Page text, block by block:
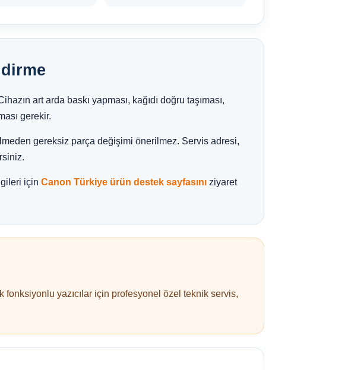
art arda baskı yapması, kağıdı doğru taşıması,
gerekir.
gereksiz parça değişimi önerilmez. Servis adresi,
için Canon Türkiye ürün destek sayfasını ziyaret
yazıcılar için profesyonel özel teknik servis,